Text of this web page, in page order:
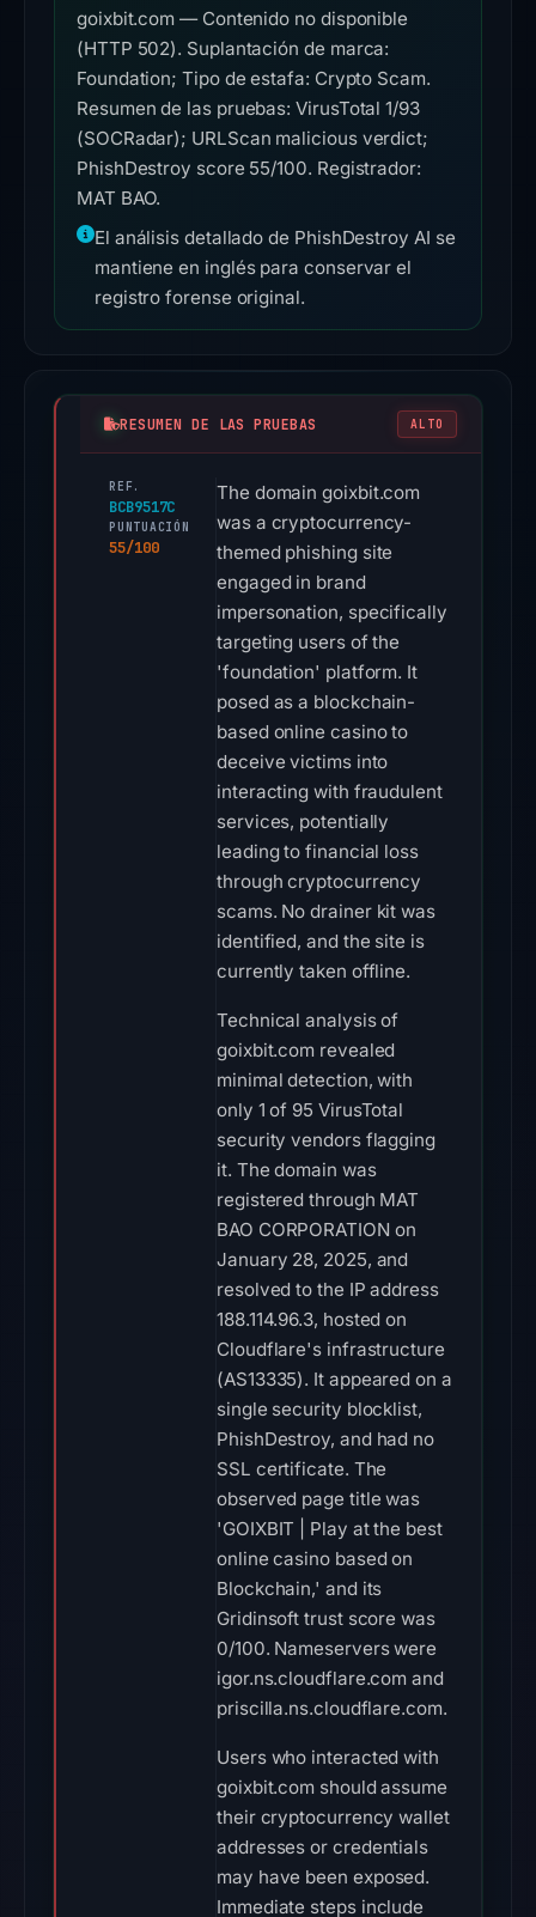
goixbit.com — Contenido no disponible
(HTTP 502). Suplantación de marca:
Foundation; Tipo de estafa: Crypto Scam.
Resumen de las pruebas: VirusTotal 1/93
(SOCRadar); URLScan malicious verdict;
PhishDestroy score 55/100. Registrador:
MAT BAO.
El análisis detallado de PhishDestroy AI se
mantiene en inglés para conservar el
registro forense original.
RESUMEN DE LAS PRUEBAS ALTO
REF.
BCB9517C
PUNTUACIÓN
55/100
The domain goixbit.com
was a cryptocurrency-
themed phishing site
engaged in brand
impersonation, specifically
targeting users of the
'foundation' platform. It
posed as a blockchain-
based online casino to
deceive victims into
interacting with fraudulent
services, potentially
leading to financial loss
through cryptocurrency
scams. No drainer kit was
identified, and the site is
currently taken offline.
Technical analysis of
goixbit.com revealed
minimal detection, with
only 1 of 95 VirusTotal
security vendors flagging
it. The domain was
registered through MAT
BAO CORPORATION on
January 28, 2025, and
resolved to the IP address
188.114.96.3, hosted on
Cloudflare's infrastructure
(AS13335). It appeared on a
single security blocklist,
PhishDestroy, and had no
SSL certificate. The
observed page title was
'GOIXBIT | Play at the best
online casino based on
Blockchain,' and its
Gridinsoft trust score was
0/100. Nameservers were
igor.ns.cloudflare.com and
priscilla.ns.cloudflare.com.
Users who interacted with
goixbit.com should assume
their cryptocurrency wallet
addresses or credentials
may have been exposed.
Immediate steps include